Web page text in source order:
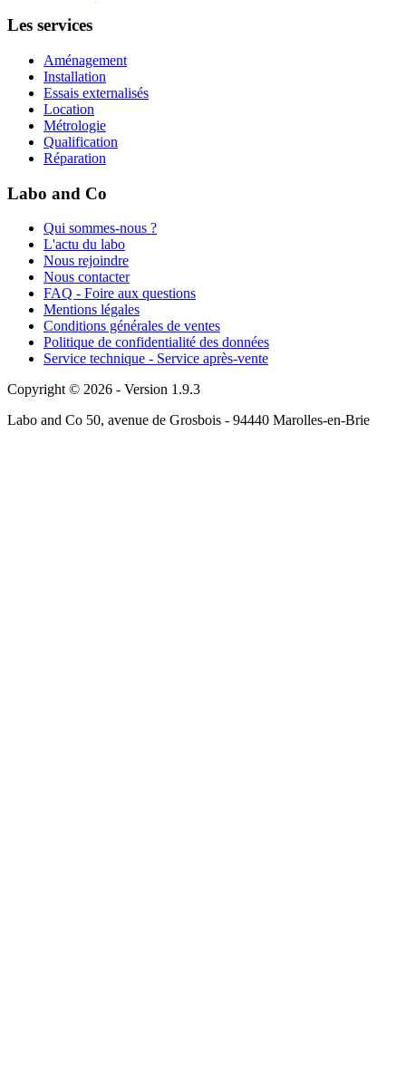
Les services
Aménagement
Installation
Essais externalisés
Location
Métrologie
Qualification
Réparation
Labo and Co
Qui sommes-nous ?
L'actu du labo
Nous rejoindre
Nous contacter
FAQ - Foire aux questions
Mentions légales
Conditions générales de ventes
Politique de confidentialité des données
Service technique - Service après-vente
Copyright © 2026 - Version 1.9.3
Labo and Co 50, avenue de Grosbois - 94440 Marolles-en-Brie